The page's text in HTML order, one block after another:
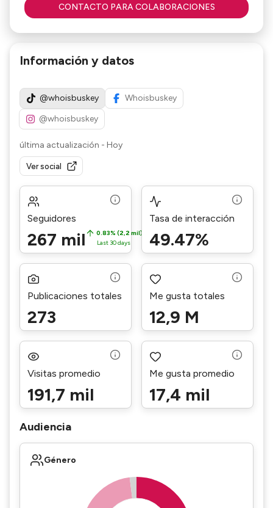
connects fast. Relatable yet distinctive, he blends
CONTACTO PARA COLABORACIONES
Información y datos
@whoisbuskey
Whoisbuskey
@whoisbuskey
última actualización - Hoy
Ver social
Seguidores
267 mil
0.83% (2,2 mil)
Last 30 days
Tasa de interacción
49.47%
Publicaciones totales
273
Me gusta totales
12,9 M
Visitas promedio
191,7 mil
Me gusta promedio
17,4 mil
Audiencia
Género